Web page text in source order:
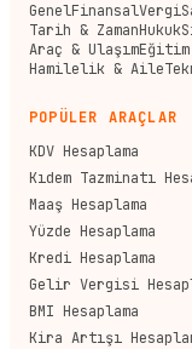
GenelFinansalVergi
Tarih & ZamanHukuk
Araç & UlaşımEğitim
Hamilelik & Aile
POPÜLER ARAÇLAR
KDV Hesaplama
Kıdem Tazminatı
Maaş Hesaplama
Yüzde Hesaplama
Kredi Hesaplama
Gelir Vergisi
BMI Hesaplama
Kira Artışı